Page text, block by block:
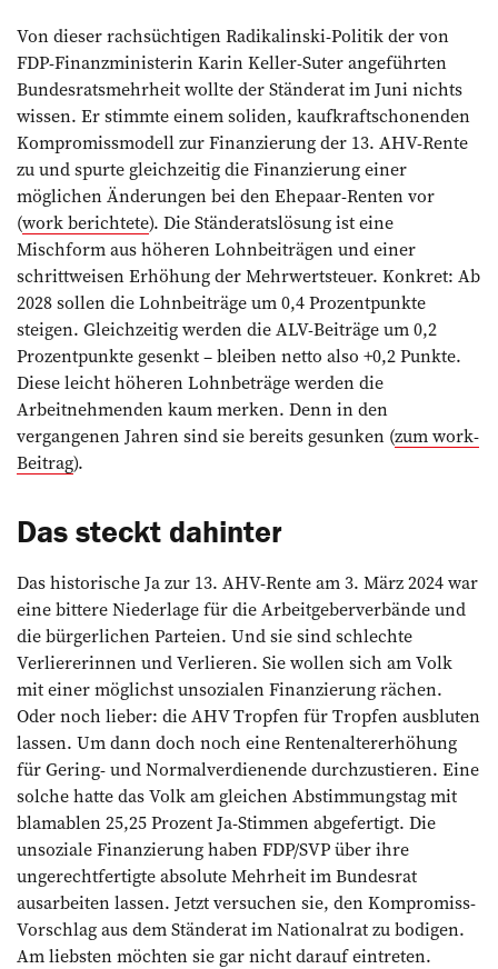
Von dieser rachsüchtigen Radikalinski-Politik der von
FDP-Finanzministerin Karin Keller-Suter angeführten
Bundesratsmehrheit wollte der Ständerat im Juni nichts
wissen. Er stimmte einem soliden, kaufkraftschonenden
Kompromissmodell zur Finanzierung der 13. AHV-Rente
zu und spurte gleichzeitig die Finanzierung einer
möglichen Änderungen bei den Ehepaar-Renten vor
(work berichtete). Die Ständeratslösung ist eine
Mischform aus höheren Lohnbeiträgen und einer
schrittweisen Erhöhung der Mehrwertsteuer. Konkret: Ab
2028 sollen die Lohnbeiträge um 0,4 Prozentpunkte
steigen. Gleichzeitig werden die ALV-Beiträge um 0,2
Prozentpunkte gesenkt – bleiben netto also +0,2 Punkte.
Diese leicht höheren Lohnbeträge werden die
Arbeitnehmenden kaum merken. Denn in den
vergangenen Jahren sind sie bereits gesunken (zum work-
Beitrag).
Das steckt dahinter
Das historische Ja zur 13. AHV-Rente am 3. März 2024 war
eine bittere Niederlage für die Arbeitgeberverbände und
die bürgerlichen Parteien. Und sie sind schlechte
Verliererinnen und Verlieren. Sie wollen sich am Volk
mit einer möglichst unsozialen Finanzierung rächen.
Oder noch lieber: die AHV Tropfen für Tropfen ausbluten
lassen. Um dann doch noch eine Rentenaltererhöhung
für Gering- und Normalverdienende durchzustieren. Eine
solche hatte das Volk am gleichen Abstimmungstag mit
blamablen 25,25 Prozent Ja-Stimmen abgefertigt. Die
unsoziale Finanzierung haben FDP/SVP über ihre
ungerechtfertigte absolute Mehrheit im Bundesrat
ausarbeiten lassen. Jetzt versuchen sie, den Kompromiss-
Vorschlag aus dem Ständerat im Nationalrat zu bodigen.
Am liebsten möchten sie gar nicht darauf eintreten.